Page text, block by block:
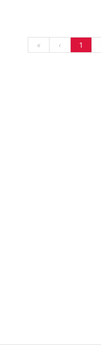
« ‹ 1